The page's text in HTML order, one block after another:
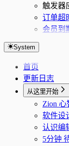
触发器
订单超
会员到
System
首页
更新日志
从这里开始
Zion 心
软件设
认识编
5分钟